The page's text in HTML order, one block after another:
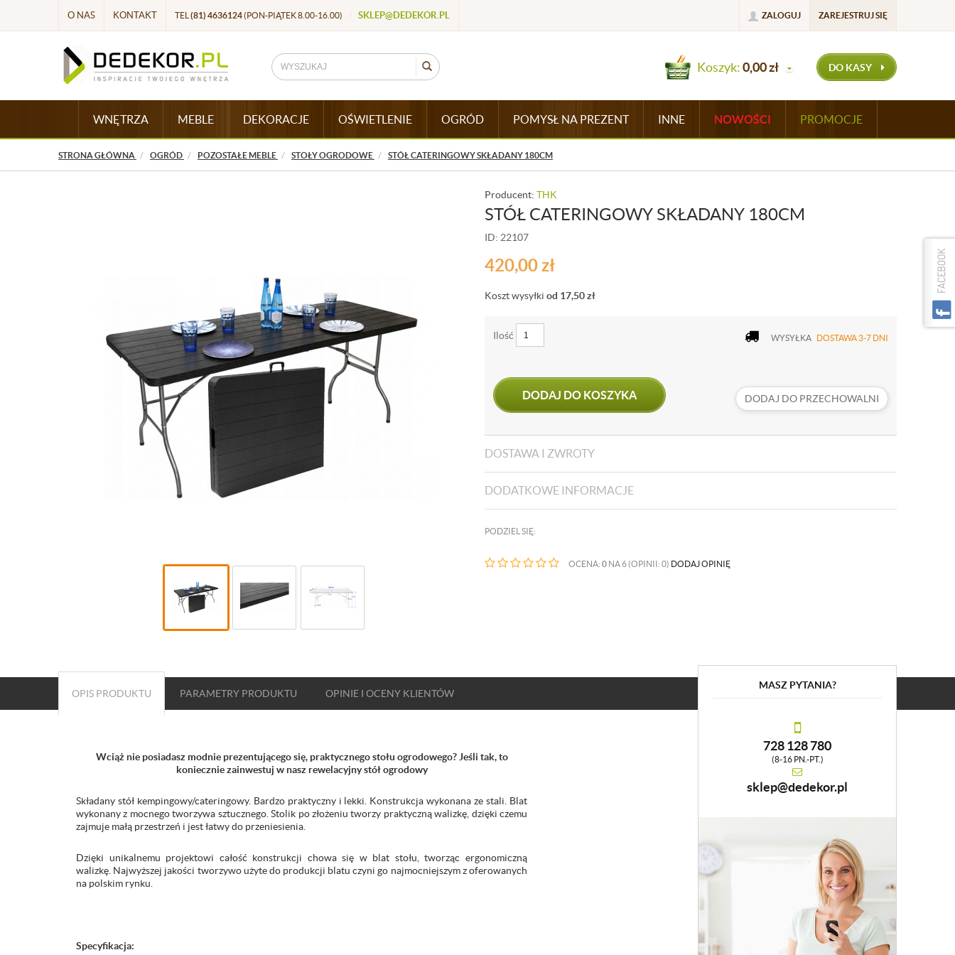
O NAS KONTAKT TEL (81) 4636124(PON-PIĄTEK 8.00-16.00) SKLEP@DEDEKOR.PL ZALOGUJ ZAREJESTRUJ SIĘ
Koszyk:0,00zł DO KASY
WNĘTRZA MEBLE DEKORACJE OŚWIETLENIE OGRÓD POMYSŁ NA PREZENT INNE NOWOŚCI PROMOCJE
STRONA GŁÓWNA OGRÓD POZOSTAŁE MEBLE STOŁY OGRODOWE STÓŁ CATERINGOWY SKŁADANY 180CM
Producent: THK
STÓŁ CATERINGOWY SKŁADANY 180CM
ID: 22107
420,00zł
Koszt wysyłki od 17,50zł
Ilość WYSYŁKA DOSTAWA 3-7 DNI
DODAJ DO KOSZYKA DODAJ DO PRZECHOWALNI
DOSTAWA I ZWROTY
DODATKOWE INFORMACJE
PODZIEL SIĘ:
OCENA: 0 NA 6 (OPINII: 0) DODAJ OPINIĘ
OPIS PRODUKTU PARAMETRY PRODUKTU OPINIE I OCENY KLIENTÓW
Wciąż nie posiadasz modnie prezentującego się, praktycznego stołu ogrodowego? Jeśli tak, to
koniecznie zainwestuj w nasz rewelacyjny stół ogrodowy
Składany stół kempingowy/cateringowy. Bardzo praktyczny i lekki. Konstrukcja wykonana ze stali. Blat
wykonany z mocnego tworzywa sztucznego. Stolik po złożeniu tworzy praktyczną walizkę, dzięki czemu
zajmuje małą przestrzeń i jest łatwy do przeniesienia.
Dzięki unikalnemu projektowi całość konstrukcji chowa się w blat stołu, tworząc ergonomiczną
walizkę. Najwyższej jakości tworzywo użyte do produkcji blatu czyni go najmocniejszym z oferowanych
na polskim rynku.
Specyfikacja:
MASZ PYTANIA?
728 128 780
(8-16 PN.-PT.)
sklep@dedekor.pl